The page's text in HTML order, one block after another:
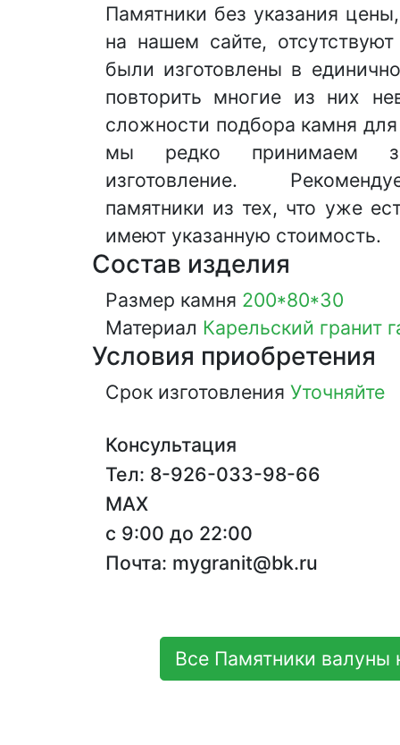
Памятники без указания
на нашем сайте,
были изготовлены в
повторить многие из них
сложности подбора камня
мы редко принимаем
изготовление.
памятники из тех, что уже
имеют указанную стоимость.
Состав изделия
Размер камня 200*80*30
Материал Карельский гранит
Условия приобретения
Срок изготовления Уточняйте
Консультация
Тел: 8-926-033-98-66
MAX
с 9:00 до 22:00
Почта: mygranit@bk.ru
Все Памятники валуны